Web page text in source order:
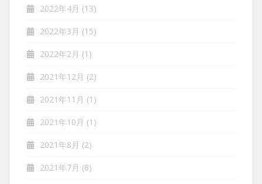
2022年4月 (13)
2022年3月 (15)
2022年2月 (1)
2021年12月 (2)
2021年11月 (1)
2021年10月 (1)
2021年8月 (2)
2021年7月 (8)